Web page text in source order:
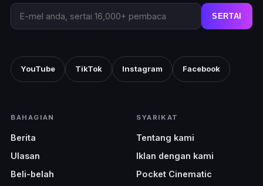
SERTAI
YouTube TikTok Instagram Facebook
BAHAGIAN
Berita
Ulasan
Beli-belah
SYARIKAT
Tentang kami
Iklan dengan kami
Pocket Cinematic